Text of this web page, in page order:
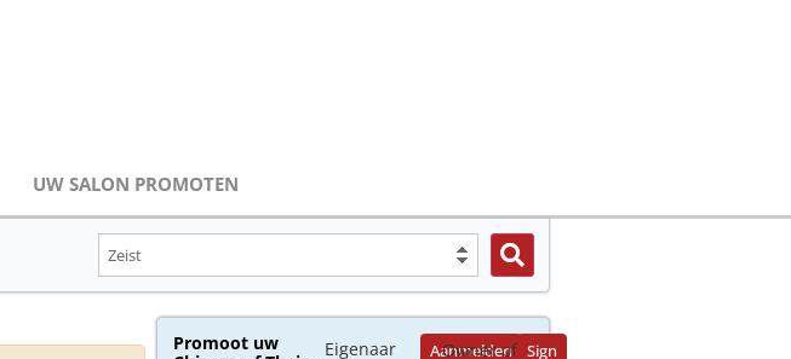
UW SALON PROMOTEN
Promoot uw
Eigenaar
Aanmelden
Owner of Sign